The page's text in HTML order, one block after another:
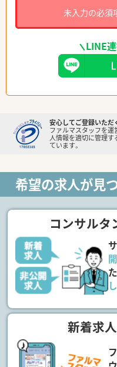
未入力の必須
LINE
安心してご登録いただ
ファルマスタッフを運
人情報を適切に管理
ています。
希望の求人が見
コンサルタ
新着求